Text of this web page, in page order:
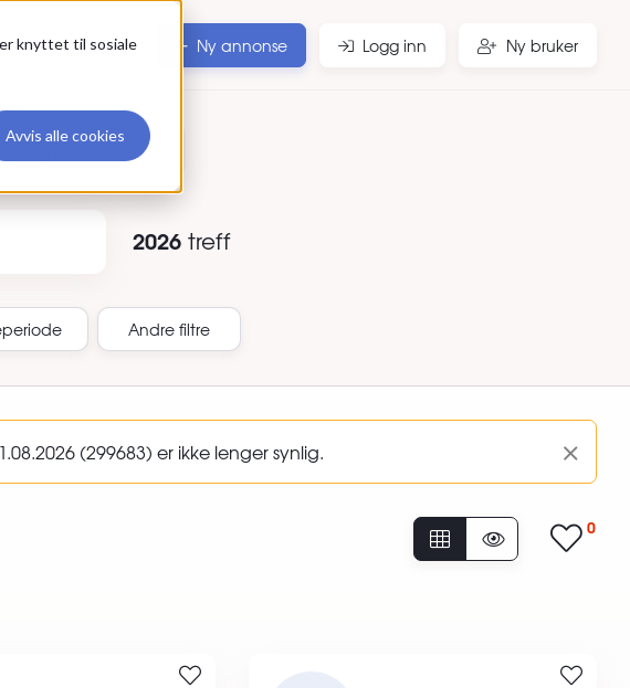
knyttet til sosiale
Avvis alle cookies
Premium Ny annonse Logg inn Ny bruker
Hybelvenner
2026 treff
Andre filtre
(299683) er ikke lenger synlig.
0